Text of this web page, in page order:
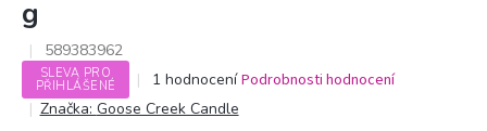
g
589383962
SLEVA PRO
PŘIHLÁŠENÉ
Průměrné
hodnocení
produktu
1 hodnocení Podrobnosti hodnocení
Značka: Goose Creek Candle